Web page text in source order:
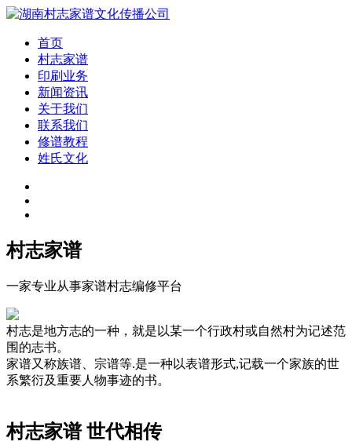
首页
村志家谱
印刷业务
新闻资讯
关于我们
联系我们
修谱教程
姓氏文化
村志家谱
一家专业从事家谱村志编修平台
村志是地方志的一种，就是以某一个行政村或自然村为记述范
围的志书。
家谱又称族谱、宗谱等.是一种以表谱形式,记载一个家族的世
系繁衍及重要人物事迹的书。
村志家谱 世代相传